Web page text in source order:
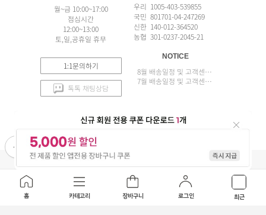
월~금 10:00~17:00
점심시간
12:00~13:00
토,일,공휴일 휴무
1:1문의하기
톡톡 채팅상담
우리 1005-403-539855
국민 801701-04-247269
신한 140-012-364520
농협 301-0237-2045-21
NOTICE
8월 배송일정 및 고객센터 업무 안내
7월 배송일정 및 고객센터 업무 안내
APP 설치
(주)퍼니엠 사업자정보
구매안전서비스 개인정보취급방침 이용약관
홈 카테고리 장바구니 로그인 최근